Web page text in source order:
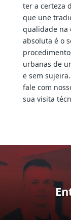
ter a certeza
que une
qualidade na
absoluta é o
urbanas de
e sem
fale com
sua visita